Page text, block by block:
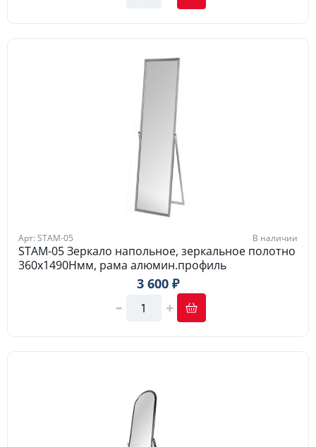
Арт: STAM-05 В наличии
STAM-05 Зеркало напольное, зеркальное полотно
360х1490Hмм, рама алюмин.профиль
3 600 ₽